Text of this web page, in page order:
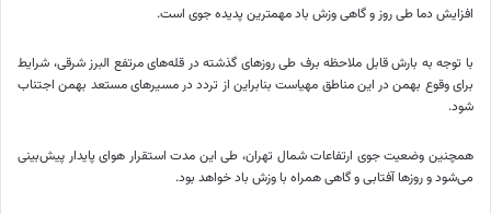
افزایش دما طی روز و گاهی وزش باد مهمترین پدیده جوی است.
با توجه به بارش قابل ملاحظه برف طی روزهای گذشته در قله‌های مرتفع البرز شرقی، شرایط
برای وقوع بهمن در این مناطق مهیاست بنابراین از تردد در مسیرهای مستعد بهمن اجتناب
شود.
همچنین وضعیت جوی ارتفاعات شمال تهران، طی این مدت استقرار هوای پایدار پیش‌بینی
می‌شود و روزها آفتابی و گاهی همراه با وزش باد خواهد بود.